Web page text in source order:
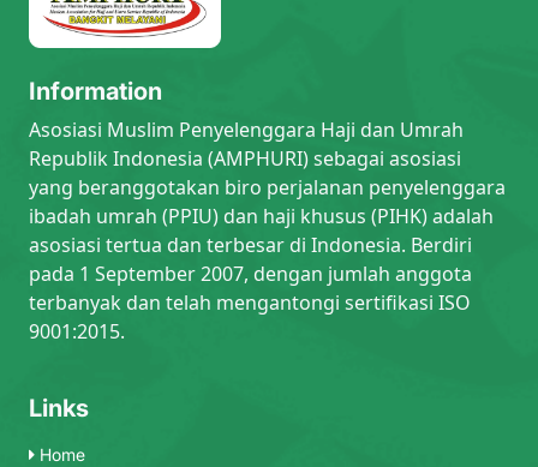
Information
Asosiasi Muslim Penyelenggara Haji dan Umrah
Republik Indonesia (AMPHURI) sebagai asosiasi
yang beranggotakan biro perjalanan penyelenggara
ibadah umrah (PPIU) dan haji khusus (PIHK) adalah
asosiasi tertua dan terbesar di Indonesia. Berdiri
pada 1 September 2007, dengan jumlah anggota
terbanyak dan telah mengantongi sertifikasi ISO
9001:2015.
Links
Home